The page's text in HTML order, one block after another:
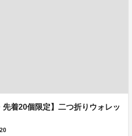
着20個限定】二つ折りウォレッ
20